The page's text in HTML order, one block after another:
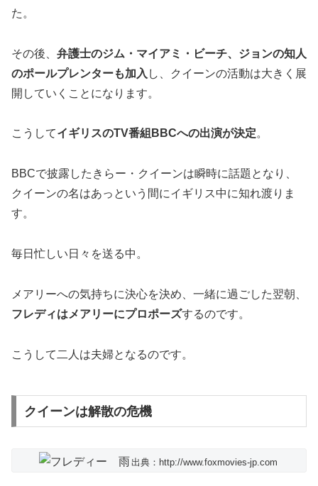
た。
その後、 弁護士のジム・マイアミ・ビーチ、ジョンの知人
のポールプレンターも加入 し、クイーンの活動は大きく展
開していくことになります。
こうしてイギリスのTV番組BBCへの出演が決定。
BBCで披露したきらー・クイーンは瞬時に話題となり、
クイーンの名はあっという間にイギリス中に知れ渡りま
す。
毎日忙しい日々を送る中。
メアリーへの気持ちに決心を決め、一緒に過ごした翌朝、
フレディはメアリーにプロポーズするのです。
こうして二人は夫婦となるのです。
クイーンは解散の危機
出典：http://www.foxmovies-jp.com